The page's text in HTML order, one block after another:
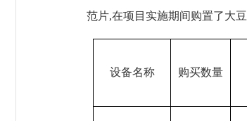
范片,在项目实施期间购置了大豆
设备名称 购买数量